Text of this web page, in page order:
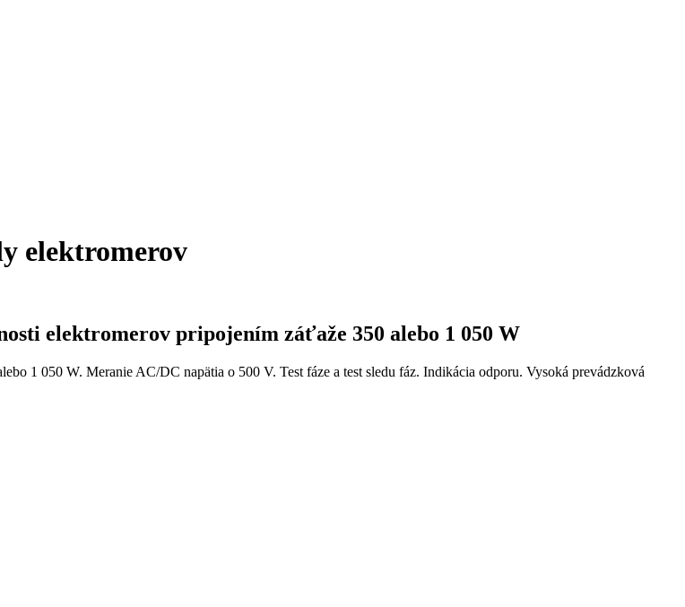
elektromerov
elektromerov pripojením záťaže 350 alebo 1 050 W
1 050 W. Meranie AC/DC napätia o 500 V. Test fáze a test sledu fáz. Indikácia odporu. Vysoká prevádzková